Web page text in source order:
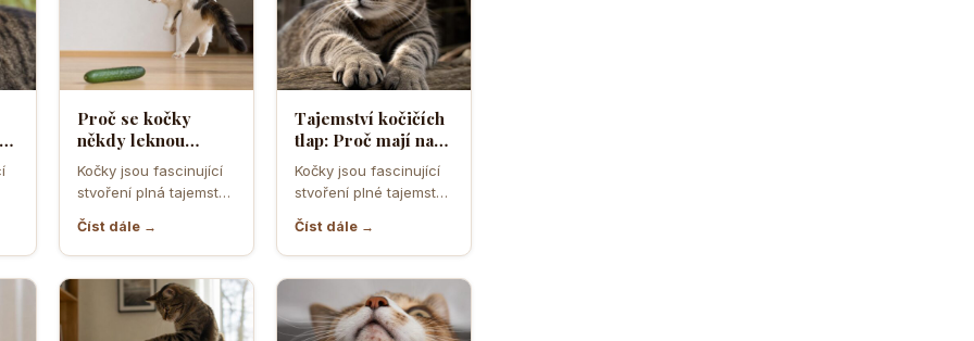
Proč se kočky
někdy leknou
obyčejné okurky a
jak funguje jejich
obranný reflex
Kočky jsou fascinující
stvoření plná tajemství
a nečekaných reakcí.
Jedním z těchto
překvapivých jevů…
Číst dále →
Tajemství kočičích
tlap: Proč mají na
předních nohách
pět prstů a na
zadních jen čtyři
Kočky jsou fascinující
stvoření plné tajemství,
a jejich tlapky nejsou
výjimkou. Když se
podíváme…
Číst dále →